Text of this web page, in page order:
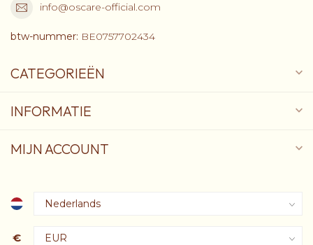
info@oscare-official.com
btw-nummer: BE0757702434
CATEGORIEËN
INFORMATIE
MIJN ACCOUNT
€